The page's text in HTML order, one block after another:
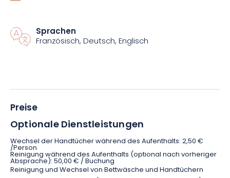
der Authentizität und Komfort groß geschrieben werden!
Dieses typisch elsässische Haus wurde 2022 renoviert und hat
entspannenden Momenten einladen.
Das mit einem Doppelbett ausgestattete Hauptschlafzimmer
wird Sie ebenfalls mit seiner warmen und gemütlichen
Einrichtung, die zum Cocooning einlädt, begeistern. Das
Badezimmer ist mit einer Badewanne, einem Waschbecken,
Sprachen
Französisch, Deutsch, Englisch
Preise
Optionale Dienstleistungen
Wechsel der Handtücher während des Aufenthalts: 2,50 €
/Person
Reinigung während des Aufenthalts (optional nach vorheriger
Absprache): 50,00 € / Buchung
Reinigung und Wechsel von Bettwäsche und Handtüchern